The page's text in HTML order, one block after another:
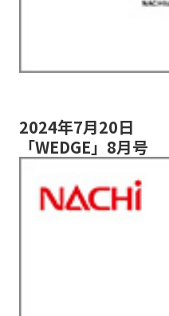
2024年7月20日
「WEDGE」8月号